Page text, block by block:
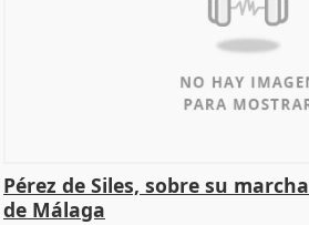
Pérez de Siles, sobre su
de Málaga